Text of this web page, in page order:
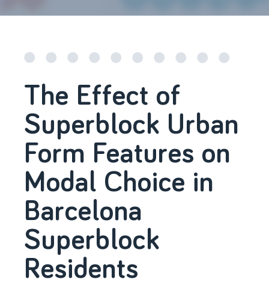
The Effect of
Superblock Urban
Form Features on
Modal Choice in
Barcelona
Superblock
Residents